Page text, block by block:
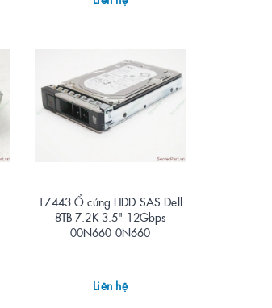
17443 Ổ cứng HDD SAS Dell
8TB 7.2K 3.5" 12Gbps
00N660 0N660
Liên hệ